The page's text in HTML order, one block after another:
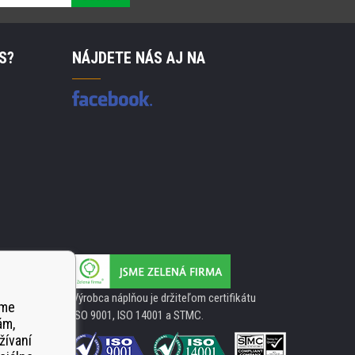
NÁJDETE NÁS AJ NA
Výrobca náplňou je držiteľom certifikátu
ISO 9001, ISO 14001 a STMC.